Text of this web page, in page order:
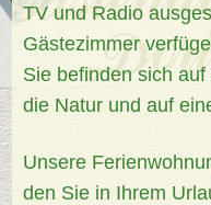
TV und Radio
Gästezimmer
Sie befinden sich
die Natur und auf
Unsere
den Sie in Ihrem